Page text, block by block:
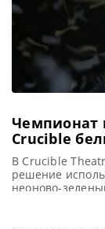
Чемпионат
Crucible
неоново-
В Crucible
решение
неоново-